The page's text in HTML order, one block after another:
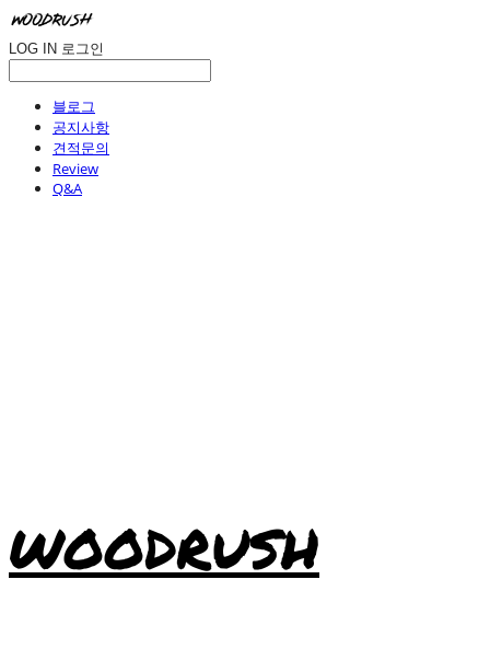
LOG IN 로그인
블로그
공지사항
견적문의
Review
Q&A
WOODRUSH